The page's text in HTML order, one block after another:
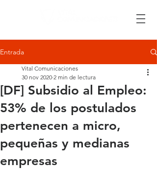
Entrada
[DF] Subsidio al Empleo:
53% de los postulados
pertenecen a micro,
pequeñas y medianas
empresas
Vital Comunicaciones
30 nov 2020 2 min de lectura